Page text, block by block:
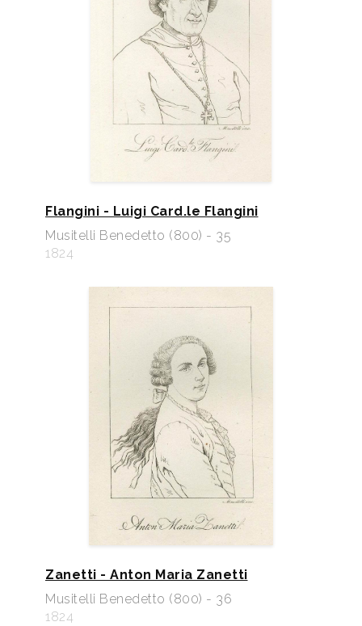
Flangini - Luigi Card.le Flangini
Musitelli Benedetto (800) - 35
1824
Zanetti - Anton Maria Zanetti
Musitelli Benedetto (800) - 36
1824